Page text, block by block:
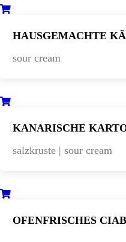
HAUSGEMACHTE
sour cream
KANARISCHE
salzkruste | sour cream
OFENFRISCHES